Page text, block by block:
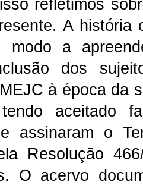
refletimos
A história
modo a
dos
à época da
aceitado
assinaram o
Resolução
O acervo